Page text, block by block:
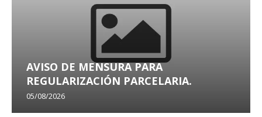
AVISO DE MENSURA PARA
REGULARIZACIÓN PARCELARIA.
05/08/2026